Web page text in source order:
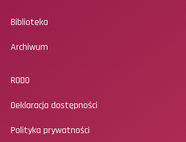
Biblioteka
Archiwum
RODO
Deklaracja dostępności
Polityka prywatności